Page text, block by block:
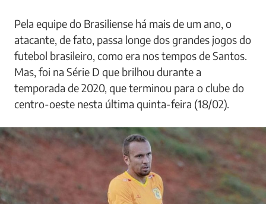
Pela equipe do Brasiliense há mais de um ano, o
atacante, de fato, passa longe dos grandes jogos do
futebol brasileiro, como era nos tempos de Santos.
Mas, foi na Série D que brilhou durante a
temporada de 2020, que terminou para o clube do
centro-oeste nesta última quinta-feira (18/02).